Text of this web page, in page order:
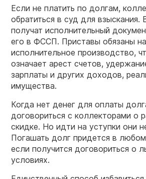
Если не платить по долгам,
обратиться в суд для взыскания.
получат исполнительный
его в ФССП. Приставы обязаны
исполнительное производство,
означает арест счетов,
зарплаты и других доходов,
имущества.
Когда нет денег для оплаты
договориться с коллекторами о
скидке. Но идти на уступки они
Погашать долг придется в
если получится договориться о
условиях.